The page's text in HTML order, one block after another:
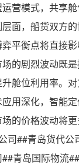
营模式，共享
面，船货双方
平衡点将直接
场的剧烈波动既
舱位利用率。
用深化，智能
的价格波动将
司##青岛货代
青岛国际物流